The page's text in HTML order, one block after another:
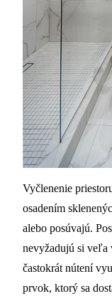
Vyčlenenie
osadením
alebo posúvajú.
nevyžadujú si veľa
častokrát nútení
prvok, ktorý sa